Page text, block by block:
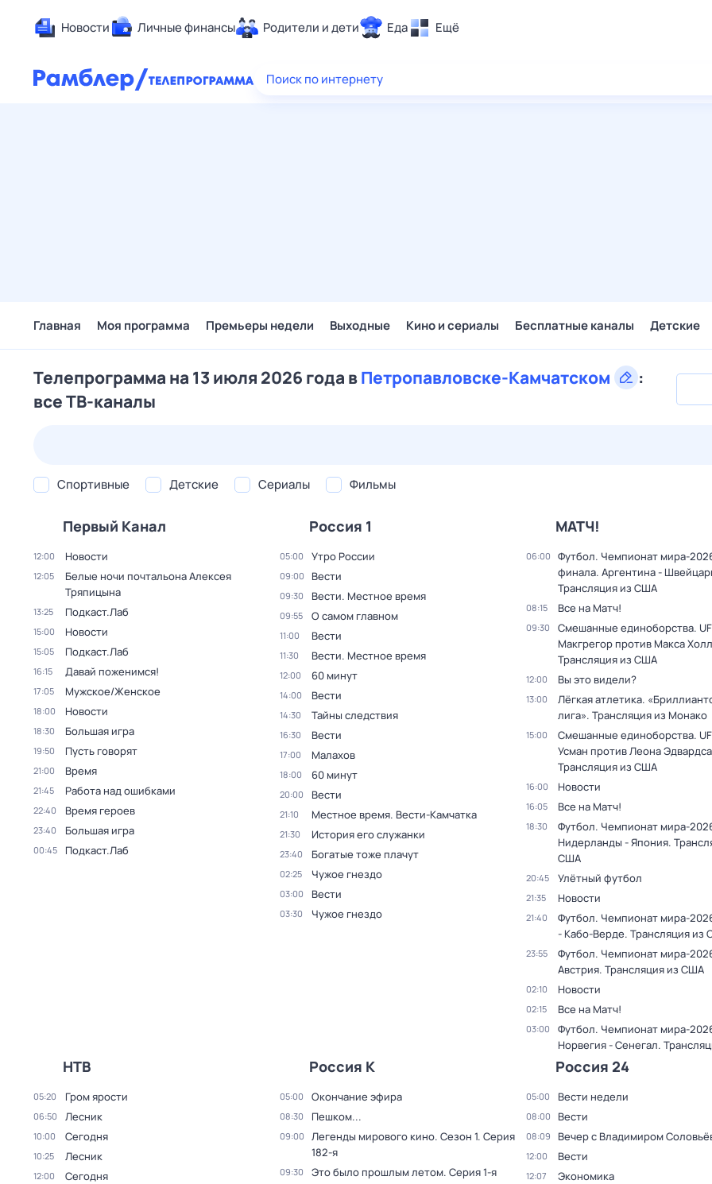
Новости Личные финансы Родители и дети Еда Ещё
Здоровье
Поиск по интернету
Главная Моя программа Премьеры недели Выходные Кино и сериалы Бесплатные каналы Детские
Телепрограмма на 13 июля 2026 года вПетропавловске-Камчатском
:
все ТВ-каналы
Спортивные Детские Сериалы Фильмы
Первый Канал
12:00 Новости
12:05
Белые ночи почтальона Алексея
Тряпицына
13:25 Подкаст.Лаб
15:00 Новости
15:05 Подкаст.Лаб
16:15 Давай поженимся!
17:05 Мужское/Женское
18:00 Новости
18:30 Большая игра
19:50 Пусть говорят
21:00 Время
21:45 Работа над ошибками
22:40 Время героев
23:40 Большая игра
00:45 Подкаст.Лаб
Россия 1
05:00 Утро России
09:00 Вести
09:30 Вести. Местное время
09:55 О самом главном
11:00 Вести
11:30 Вести. Местное время
12:00 60 минут
14:00 Вести
14:30 Тайны следствия
16:30 Вести
17:00 Малахов
18:00 60 минут
20:00 Вести
21:10 Местное время. Вести-Камчатка
21:30 История его служанки
23:40 Богатые тоже плачут
02:25 Чужое гнездо
03:00 Вести
03:30 Чужое гнездо
МАТЧ!
06:00
Футбол. Чемпионат мира-
финала. Аргентина -
Трансляция из США
08:15 Все на Матч!
09:30
Смешанные единоборства.
Макгрегор против Макса
Трансляция из США
12:00 Вы это видели?
13:00
Лёгкая атлетика.
лига». Трансляция из Монако
15:00
Смешанные единоборства.
Усман против Леона
Трансляция из США
16:00 Новости
16:05 Все на Матч!
18:30
Футбол. Чемпионат мира-
Нидерланды - Япония.
США
20:45 Улётный футбол
21:35 Новости
21:40
Футбол. Чемпионат мира-
- Кабо-Верде. Трансляция из
23:55
Футбол. Чемпионат мира-
Австрия. Трансляция из США
02:10 Новости
02:15 Все на Матч!
03:00
Футбол. Чемпионат мира-
Норвегия - Сенегал.
НТВ
05:20 Гром ярости
06:50 Лесник
10:00 Сегодня
10:25 Лесник
12:00 Сегодня
Россия К
05:00 Окончание эфира
08:30 Пешком...
09:00 Легенды мирового кино. Сезон 1. Серия
182-я
09:30 Это было прошлым летом. Серия 1-я
Россия 24
05:00 Вести недели
08:00 Вести
08:09 Вечер с Владимиром
12:00 Вести
12:07 Экономика